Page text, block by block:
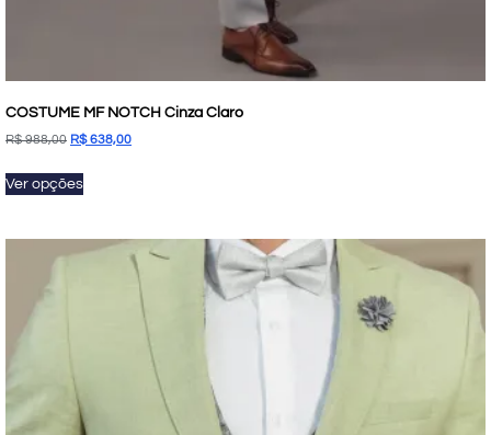
COSTUME MF NOTCH Cinza Claro
R$988,00 R$638,00
Ver opções